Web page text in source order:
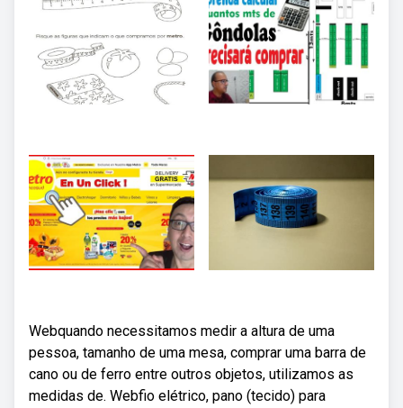
Webquando necessitamos medir a altura de uma
pessoa, tamanho de uma mesa, comprar uma barra de
cano ou de ferro entre outros objetos, utilizamos as
medidas de. Webfio elétrico, pano (tecido) para